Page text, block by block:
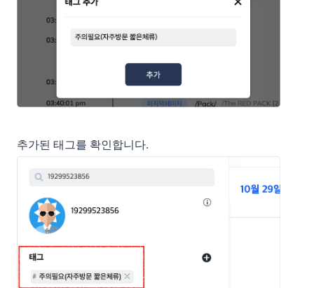
추가된 태그를 확인합니다.